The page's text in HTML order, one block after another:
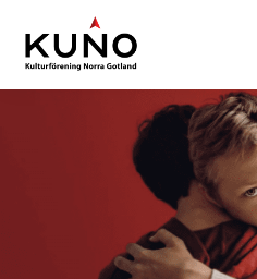
till
huvudinnehåll